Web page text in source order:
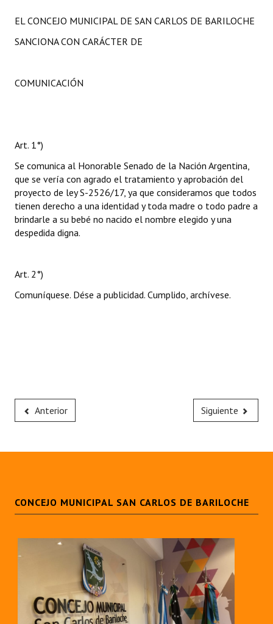
EL CONCEJO MUNICIPAL DE SAN CARLOS DE BARILOCHE
SANCIONA CON CARÁCTER DE
COMUNICACIÓN
Art. 1°)
Se comunica al Honorable Senado de la Nación Argentina,
que se vería con agrado el tratamiento y aprobación del
proyecto de ley S-2526/17, ya que consideramos que todos
tienen derecho a una identidad y toda madre o todo padre a
brindarle a su bebé no nacido el nombre elegido y una
despedida digna.
Art. 2°)
Comuníquese. Dése a publicidad. Cumplido, archívese.
Anterior Siguiente
CONCEJO MUNICIPAL SAN CARLOS DE BARILOCHE